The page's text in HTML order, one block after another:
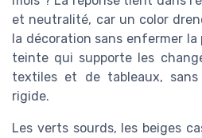
et neutralité, car un color
la décoration sans enfermer la
teinte qui supporte les
textiles et de tableaux,
rigide.
Les verts sourds, les beiges